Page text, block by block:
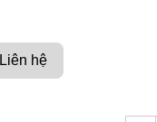
Liên hệ